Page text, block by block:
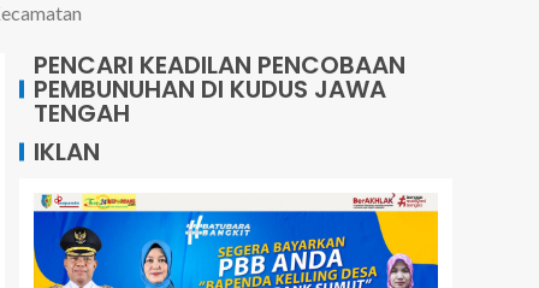
PENCARI KEADILAN PENCOBAAN
PEMBUNUHAN DI KUDUS JAWA
TENGAH
IKLAN